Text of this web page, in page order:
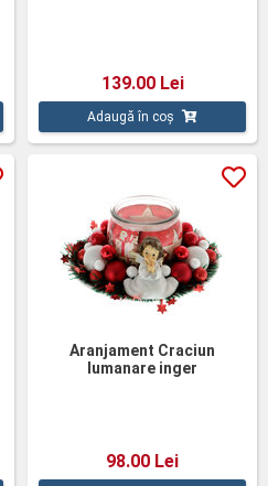
139.00 Lei
Adaugă în coș
Aranjament Craciun
lumanare inger
98.00 Lei